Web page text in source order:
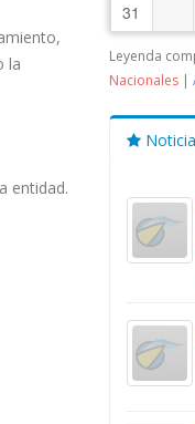
la
entidad.
31
Leyenda
Nacionales|